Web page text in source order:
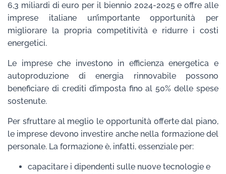
6,3 miliardi di euro per il biennio 2024-2025 e offre alle
imprese italiane un’importante opportunità per
migliorare la propria competitività e ridurre i costi
energetici.
Le imprese che investono in efficienza energetica e
autoproduzione di energia rinnovabile possono
beneficiare di crediti d’imposta fino al 50% delle spese
sostenute.
Per sfruttare al meglio le opportunità offerte dal piano,
le imprese devono investire anche nella formazione del
personale. La formazione è, infatti, essenziale per:
capacitare i dipendenti sulle nuove tecnologie e